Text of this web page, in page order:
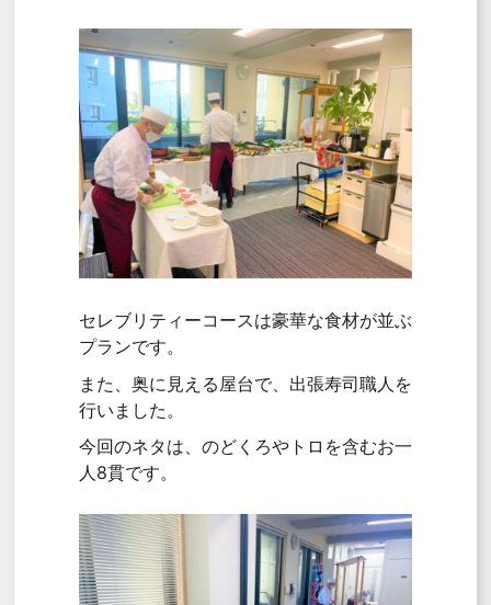
セレブリティーコースは豪華な食材が並ぶ
プランです。
また、奥に見える屋台で、出張寿司職人を
行いました。
今回のネタは、のどくろやトロを含むお一
人8貫です。